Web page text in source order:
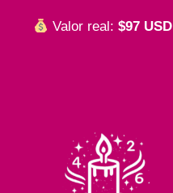
Valor real:$97 USD